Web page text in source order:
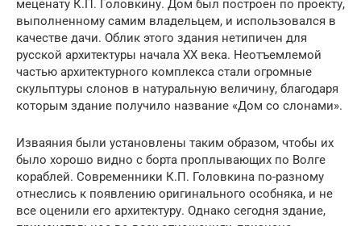
меценату К.П. Головкину. Дом был построен по проекту,
выполненному самим владельцем, и использовался в
качестве дачи. Облик этого здания нетипичен для
русской архитектуры начала ХХ века. Неотъемлемой
частью архитектурного комплекса стали огромные
скульптуры слонов в натуральную величину, благодаря
которым здание получило название «Дом со слонами».
Изваяния были установлены таким образом, чтобы их
было хорошо видно с борта проплывающих по Волге
кораблей. Современники К.П. Головкина по-разному
отнеслись к появлению оригинального особняка, и не
все оценили его архитектуру. Однако сегодня здание,